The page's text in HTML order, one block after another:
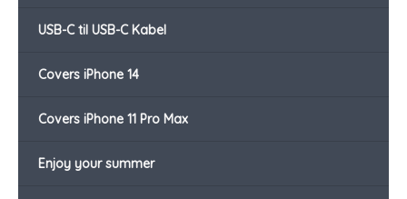
USB-C til USB-C Kabel
Covers iPhone 14
Covers iPhone 11 Pro Max
Enjoy your summer